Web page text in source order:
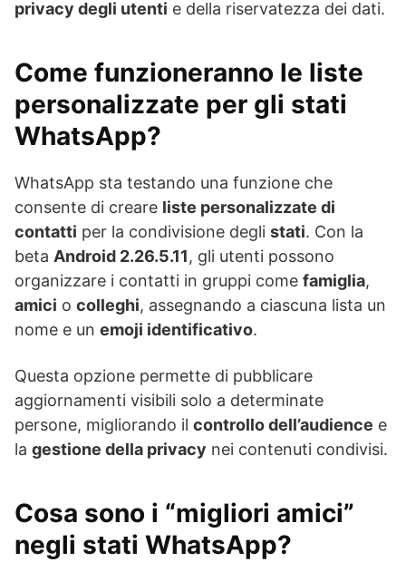
privacy degli utenti e della riservatezza dei dati.
Come funzioneranno le liste
personalizzate per gli stati
WhatsApp?
WhatsApp sta testando una funzione che
consente di creare liste personalizzate di
contatti per la condivisione degli stati. Con la
beta Android 2.26.5.11, gli utenti possono
organizzare i contatti in gruppi come famiglia,
amici o colleghi, assegnando a ciascuna lista un
nome e un emoji identificativo.
Questa opzione permette di pubblicare
aggiornamenti visibili solo a determinate
persone, migliorando il controllo dell’audience e
la gestione della privacy nei contenuti condivisi.
Cosa sono i “migliori amici”
negli stati WhatsApp?